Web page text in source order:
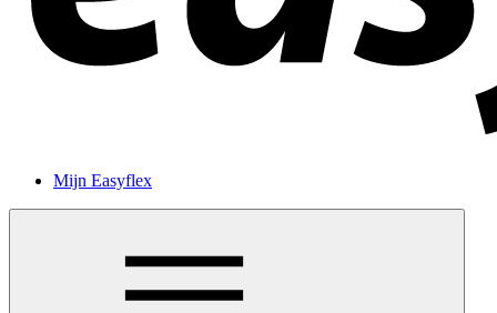
Mijn Easyflex